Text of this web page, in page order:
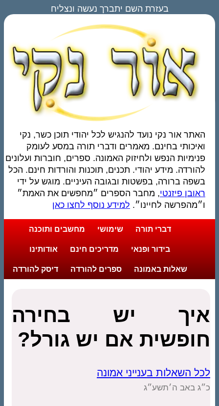
בעזרת השם יתברך נעשה ונצליח
האתר אור נקי נועד להנגיש לכל יהודי תוכן כשר, נקי
ואיכותי בחינם. מאמרים ודברי תורה במסע לעומק
פנימיות הנפש ולחיזוק האמונה. ספרים, חוברות ועלונים
להורדה. מידע יהודי. תכנים, תוכנות והורדות חינם. הכל
בשפה ברורה, בפשטות ובגובה העיניים. מוגש על ידי
ראובן פיזנטי, מחבר הספרים ״מחפשים את האמת״
ו״מהפרשה לחיינו״. למידע נוסף לחצו כאן
דברי תורה שימושי מחשבים ותוכנה
בידור ופנאי מדריכים חינם אודותינו
שאלות באמונה ספרים להורדה דיסק להורדה
איך יש בחירה
חופשית אם יש גורל?
לכל השאלות בענייני אמונה
כ״ג באב ה׳תשע״ג